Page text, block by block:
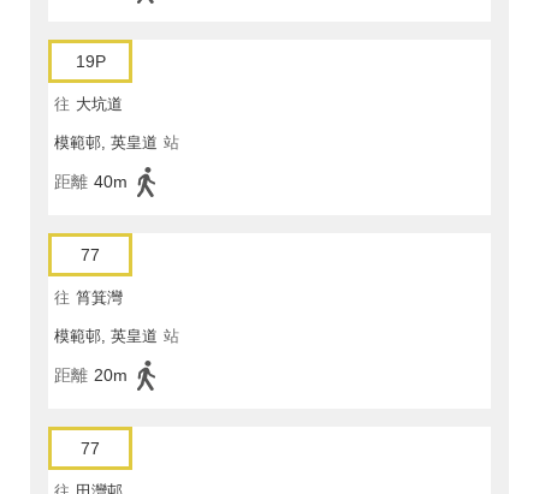
19P
往 大坑道
模範邨, 英皇道 站
距離 40m
77
往 筲箕灣
模範邨, 英皇道 站
距離 20m
77